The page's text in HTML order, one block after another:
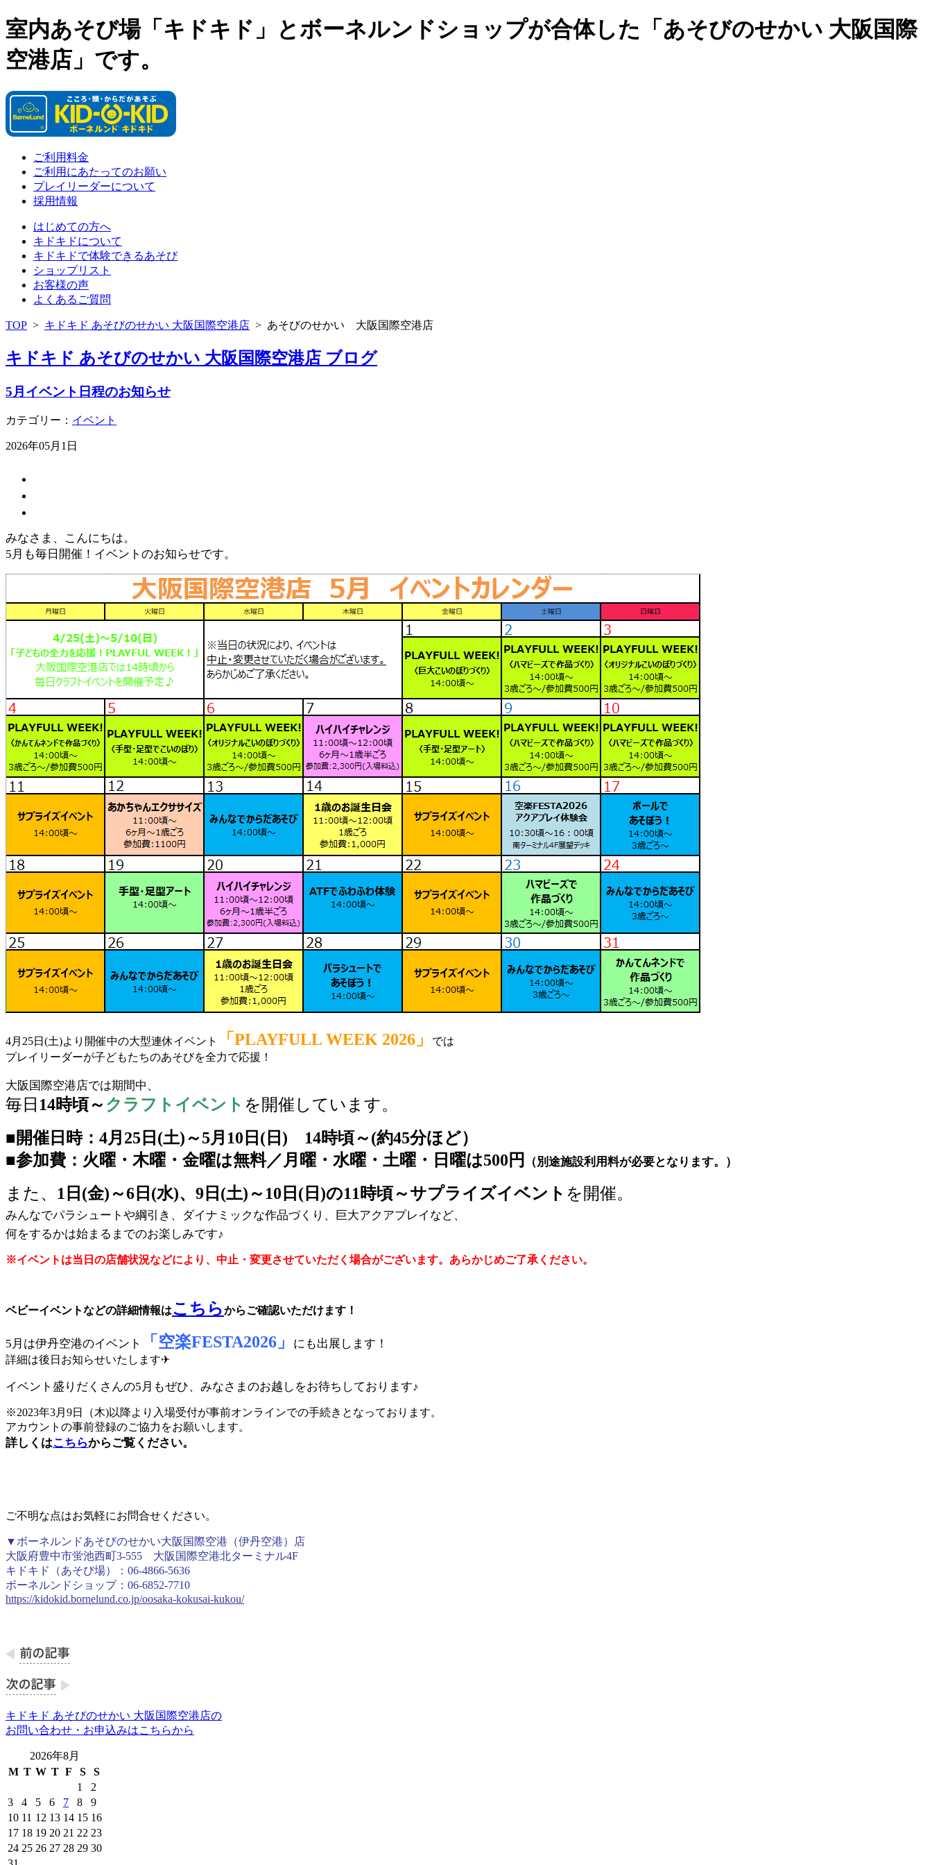
室内あそび場「キドキド」とボーネルンドショップが合体した「あそびのせかい 大阪国際
空港店」です。
ご利用料金
ご利用にあたってのお願い
プレイリーダーについて
採用情報
はじめての方へ
キドキドについて
キドキドで体験できるあそび
ショップリスト
お客様の声
よくあるご質問
TOP > キドキド あそびのせかい 大阪国際空港店 > あそびのせかい 大阪国際空港店
キドキド あそびのせかい 大阪国際空港店 ブログ
5月イベント日程のお知らせ
カテゴリー： イベント
2026年05月1日
みなさま、こんにちは。
5月も毎日開催！イベントのお知らせです。
4月25日(土)より開催中の大型連休イベント 「PLAYFULL WEEK 2026」
では
プレイリーダーが子どもたちのあそびを全力で応援！
大阪国際空港店では期間中、
毎日 14時頃～ ク ラフトイベント を開催しています。
■開催日時：4月25日(土)～5月10日(日) 14時頃～(約45分ほど）
■参加費：火曜・木曜・金曜は無料／月曜・水曜・土曜・日曜は500円
（別途施設利用料が必要となります。）
また、 1日(金)～6日(水)、9日(土)～10日(日)の11時頃～サプライズイベント を開催。
みんなでパラシュートや綱引き、ダイナミックな作品づくり、巨大アクアプレイなど、
何をするかは始まるまでのお楽しみです♪
※イベントは当日の店舗状況などにより、中止・変更させていただく場合がございます。あらかじめご了承ください。
ベビーイベントなどの詳細情報はこちらからご確認いただけます！
5月は伊丹空港のイベント 「空楽FESTA2026」 にも出展します！
詳細は後日お知らせいたします✈
イベント盛りだくさんの5月もぜひ、みなさまのお越しをお待ちしております♪
※2023年3月9日（木)以降より入場受付が事前オンラインでの手続きとなっております。
アカウントの事前登録のご協力をお願いします。
詳しくはこちらからご覧ください。
ご不明な点はお気軽にお問合せください。
▼ボーネルンドあそびのせかい大阪国際空港（伊丹空港）店
大阪府豊中市蛍池西町3-555 大阪国際空港北ターミナル4F
キドキド（あそび場）：06-4866-5636
ボーネルンドショップ：06-6852-7710
https://kidokid.bornelund.co.jp/oosaka-kokusai-kukou/
キドキド あそびのせかい 大阪国際空港店の
お問い合わせ・お申込みはこちらから
2026年8月
M T W T F S
S
1
2
3
4 5 6 7 8
9
10 11 12 13 14 15 16
17 18 19 20 21 22 23
24 25 26 27 28 29 30